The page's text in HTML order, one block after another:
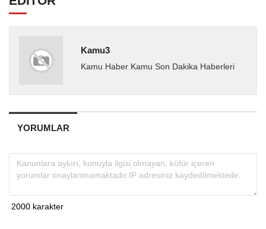
Kamu3
Kamu Haber Kamu Son Dakika Haberleri
YORUMLAR